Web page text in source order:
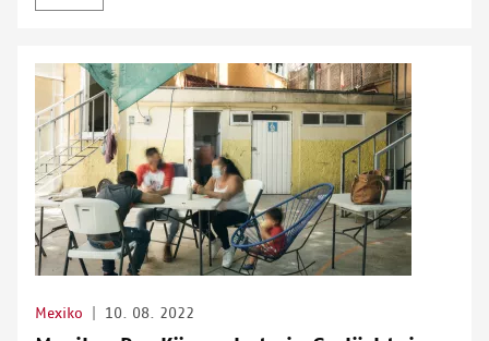
Mexiko 10. 08. 2022